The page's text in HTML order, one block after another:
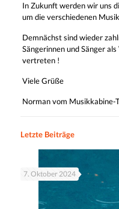
In Zukunft werden wir uns
um die verschiedenen
Demnächst sind wieder
Sängerinnen und Sänger
vertreten !
Viele Grüße
Norman vom Musikkabine-
Letzte Beiträge
7. Oktober 2024